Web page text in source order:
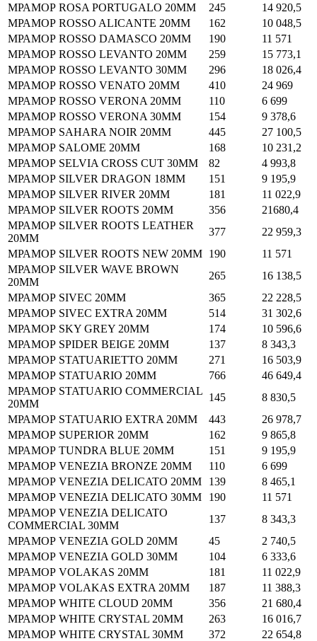
МРАМОР ROSA PORTUGALO 20MM
245
14 920,5
МРАМОР ROSSO ALICANTE 20MM
162
10 048,5
МРАМОР ROSSO DAMASCO 20MM
190
11 571
МРАМОР ROSSO LEVANTO 20MM
259
15 773,1
МРАМОР ROSSO LEVANTO 30MM
296
18 026,4
МРАМОР ROSSO VENATO 20MM
410
24 969
МРАМОР ROSSO VERONA 20MM
110
6 699
МРАМОР ROSSO VERONA 30MM
154
9 378,6
МРАМОР SAHARA NOIR 20MM
445
27 100,5
МРАМОР SALOME 20MM
168
10 231,2
МРАМОР SELVIA CROSS CUT 30MM
82
4 993,8
МРАМОР SILVER DRAGON 18MM
151
9 195,9
МРАМОР SILVER RIVER 20MM
181
11 022,9
МРАМОР SILVER ROOTS 20MM
356
21680,4
МРАМОР SILVER ROOTS LEATHER
20MM
377
22 959,3
МРАМОР SILVER ROOTS NEW 20MM 190
11 571
МРАМОР SILVER WAVE BROWN
20MM
265
16 138,5
МРАМОР SIVEC 20MM
365
22 228,5
МРАМОР SIVEC EXTRA 20MM
514
31 302,6
МРАМОР SKY GREY 20MM
174
10 596,6
МРАМОР SPIDER BEIGE 20MM
137
8 343,3
МРАМОР STATUARIETTO 20MM
271
16 503,9
МРАМОР STATUARIO 20MM
766
46 649,4
МРАМОР STATUARIO COMMERCIAL
20MM
145
8 830,5
МРАМОР STATUARIO EXTRA 20MM
443
26 978,7
МРАМОР SUPERIOR 20MM
162
9 865,8
МРАМОР TUNDRA BLUE 20MM
151
9 195,9
МРАМОР VENEZIA BRONZE 20MM
110
6 699
МРАМОР VENEZIA DELICATO 20MM
139
8 465,1
МРАМОР VENEZIA DELICATO 30MM
190
11 571
МРАМОР VENEZIA DELICATO
COMMERCIAL 30MM
137
8 343,3
МРАМОР VENEZIA GOLD 20MM
45
2 740,5
МРАМОР VENEZIA GOLD 30MM
104
6 333,6
МРАМОР VOLAKAS 20MM
181
11 022,9
МРАМОР VOLAKAS EXTRA 20MM
187
11 388,3
МРАМОР WHITE CLOUD 20MM
356
21 680,4
МРАМОР WHITE CRYSTAL 20MM
263
16 016,7
МРАМОР WHITE CRYSTAL 30MM
372
22 654,8